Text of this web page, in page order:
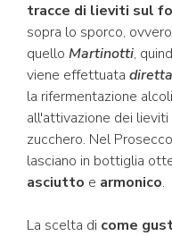
tracce di lieviti sul
sopra lo sporco,
quello Martinotti,
viene effettuata
la rifermentazione
all'attivazione dei
zucchero. Nel
lasciano in bottiglia
asciutto e armonico.
La scelta di come